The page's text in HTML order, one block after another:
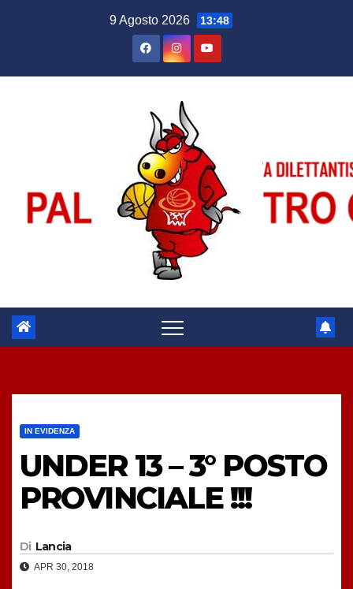
9 Agosto 2026 13:48
IN EVIDENZA
UNDER 13 – 3° POSTO
PROVINCIALE !!!
Di Lancia
APR 30, 2018